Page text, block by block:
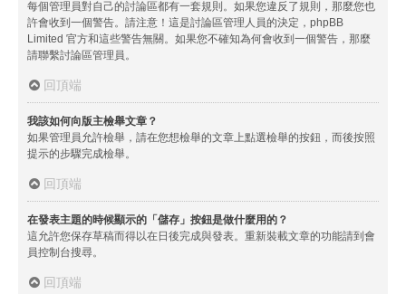
每個管理員對自己的討論區都有一套規則。如果您違反了規則，那麼您也
許會收到一個警告。請注意！這是討論區管理人員的決定，phpBB
Limited 官方和這些警告無關。如果您不確知為何會收到一個警告，那麼
請聯繫討論區管理員。
回頂端
我該如何向版主檢舉文章？
如果管理員允許檢舉，請在您想檢舉的文章上點選檢舉的按鈕，而後按照
提示的步驟完成檢舉。
回頂端
在發表主題的時候顯示的「儲存」按鈕是做什麼用的？
這允許您保存草稿而得以在日後完成與發表。重新裝載文章的功能請到會
員控制台搜尋。
回頂端